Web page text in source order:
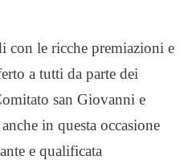
con le ricche premiazioni e
a tutti da parte dei
san Giovanni e
in questa occasione
e qualificata